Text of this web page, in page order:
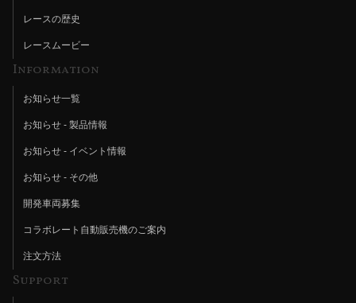
レースの歴史
レースムービー
Information
お知らせ一覧
お知らせ - 製品情報
お知らせ - イベント情報
お知らせ - その他
開発車両募集
コラボレート自動販売機のご案内
注文方法
Support